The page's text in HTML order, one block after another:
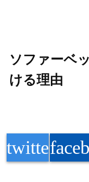
ソファーベ
ける理由
twitter